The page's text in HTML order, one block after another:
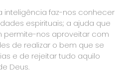
inteligência faz-nos conhecer
espirituais; a ajuda que
permite-nos aproveitar com
de realizar o bem que se
e de rejeitar tudo aquilo
Deus.